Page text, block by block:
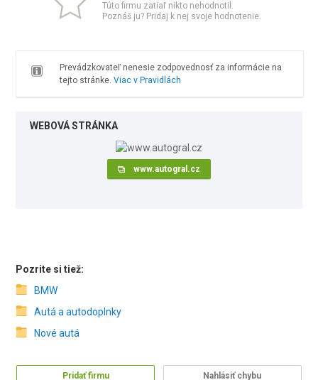
Túto firmu zatiaľ nikto nehodnotil.
Poznáš ju? Pridaj k nej svoje hodnotenie.
Prevádzkovateľ nenesie zodpovednosť za informácie na
tejto stránke. Viac v Pravidlách
WEBOVÁ STRÁNKA
www.autogral.cz
Pozrite si tiež:
BMW
Autá a autodoplnky
Nové autá
Pridať firmu Nahlásiť chybu